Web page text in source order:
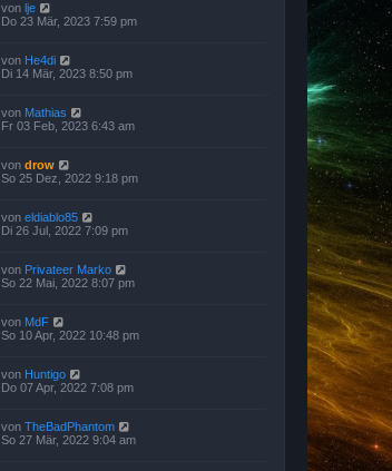
von lje
Do 23 Mär, 2023 7:59 pm
von He4di
Di 14 Mär, 2023 8:50 pm
von Mathias
Fr 03 Feb, 2023 6:43 am
von drow
So 25 Dez, 2022 9:18 pm
von eldiablo85
Di 26 Jul, 2022 7:09 pm
von Privateer Marko
So 22 Mai, 2022 8:07 pm
von MdF
So 10 Apr, 2022 10:48 pm
von Huntigo
Do 07 Apr, 2022 7:08 pm
von TheBadPhantom
So 27 Mär, 2022 9:04 am